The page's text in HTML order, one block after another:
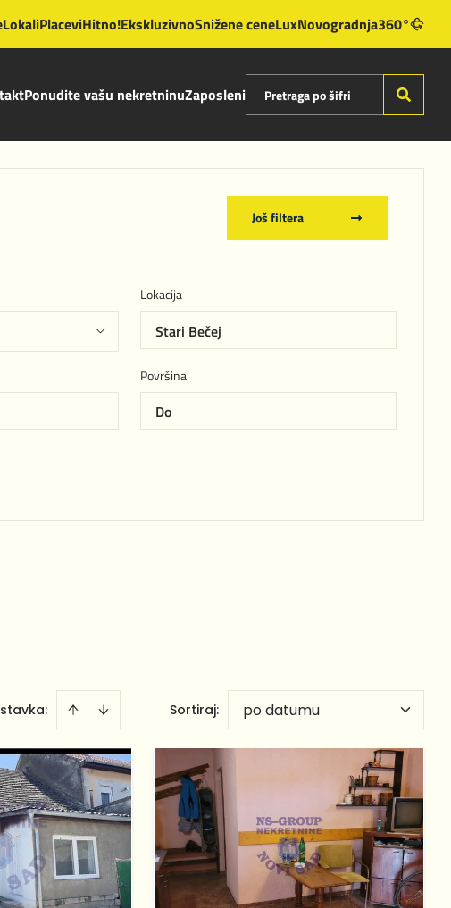
LokaliPlaceviHitno!EkskluzivnoSnižene ceneLuxNovogradnja360°
Ponudite vašu nekretninuZaposleni
Još filtera
Lokacija
Stari Bečej
Površina
Sortiraj: po datumu